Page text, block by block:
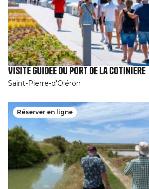
Visite guidée du port de la Cotinière
Saint-Pierre-d'Oléron
Réserver en ligne